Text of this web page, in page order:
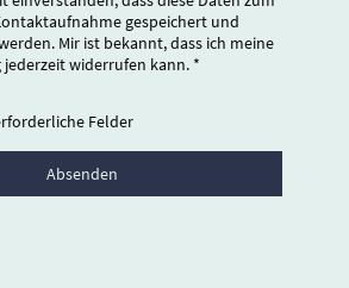
gespeichert und
Mir ist bekannt, dass ich meine
jederzeit widerrufen kann. *
Felder
Absenden